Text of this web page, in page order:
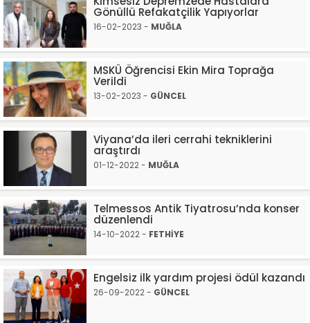
Gönüllü Refakatçilik Yapıyorlar
16-02-2023 - MUĞLA
MSKÜ Öğrencisi Ekin Mira Toprağa
Verildi
13-02-2023 - GÜNCEL
Viyana’da ileri cerrahi tekniklerini
araştırdı
01-12-2022 - MUĞLA
Telmessos Antik Tiyatrosu’nda konser
düzenlendi
14-10-2022 - FETHİYE
Engelsiz ilk yardım projesi ödül kazandı
26-09-2022 - GÜNCEL